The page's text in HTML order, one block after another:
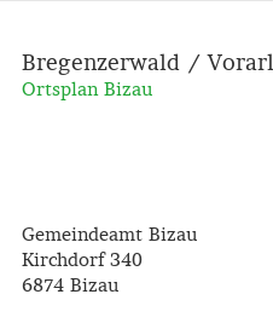
Bregenzerwald /
Ortsplan Bizau
Gemeindeamt Bizau
Kirchdorf 340
6874 Bizau